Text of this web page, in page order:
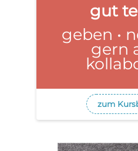
gut
geben •
gern
zum